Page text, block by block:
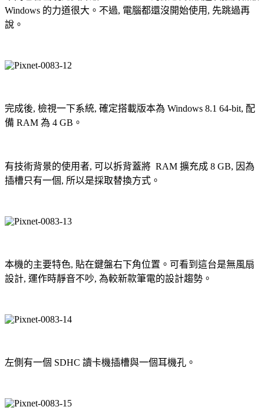
Windows 的力道很大。不過, 電腦都還沒開始使用, 先跳過再
說。
完成後, 檢視一下系統, 確定搭載版本為 Windows 8.1 64-bit, 配
備 RAM 為 4 GB。
有技術背景的使用者, 可以拆背蓋將 RAM 擴充成 8 GB, 因為
插槽只有一個, 所以是採取替換方式。
本機的主要特色, 貼在鍵盤右下角位置。可看到這台是無風扇
設計, 運作時靜音不吵, 為較新款筆電的設計趨勢。
左側有一個 SDHC 讀卡機插槽與一個耳機孔。